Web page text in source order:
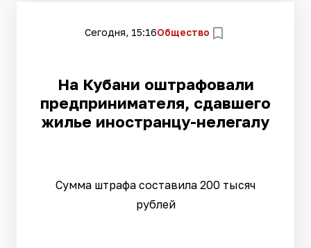
Сегодня, 15:16Общество
На Кубани оштрафовали
предпринимателя, сдавшего
жилье иностранцу-нелегалу
Сумма штрафа составила 200 тысяч
рублей